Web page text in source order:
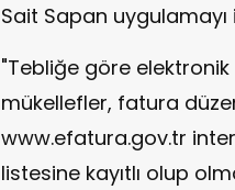
Sait Sapan uygulamayı
"Tebliğe göre
mükellefler, fatura
www.efatura.gov.tr
listesine kayıtlı olup